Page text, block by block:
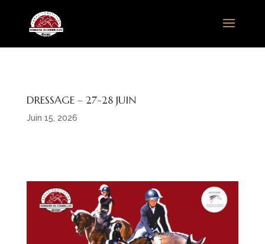
DRESSAGE – 27-28 JUIN
Juin 15, 2026